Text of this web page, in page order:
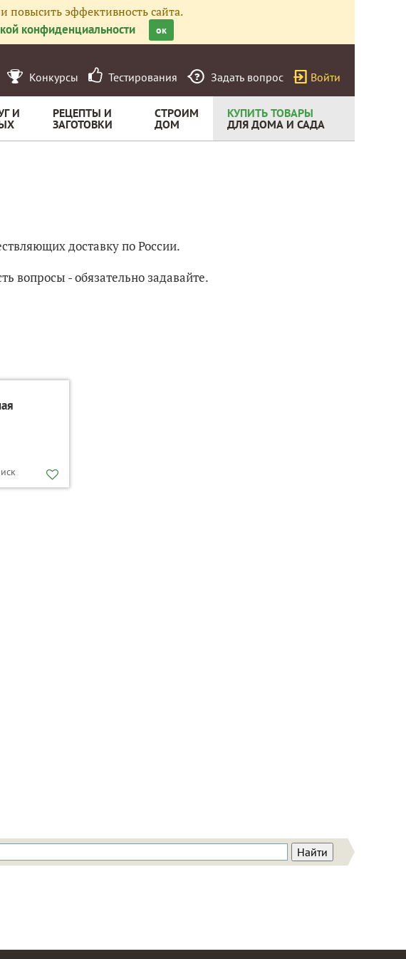
повысить эффективность сайта.
конфиденциальности ок
Конкурсы Тестирования Задать вопрос Войти
И
РЕЦЕПТЫ И
ЗАГОТОВКИ
СТРОИМ
ДОМ
КУПИТЬ ТОВАРЫ
ДЛЯ ДОМА И САДА
доставку по России.
вопросы - обязательно задавайте.